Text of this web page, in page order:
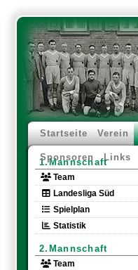
Startseite Verein
Sponsoren Links
1.Mannschaft
Team
Landesliga Süd
Spielplan
Statistik
2.Mannschaft
Team